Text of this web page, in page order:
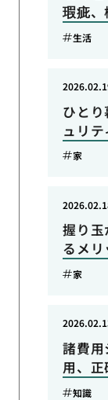
瑕疵、
生活
ひと
ュリテ
家
握り
るメリ
家
諸費
用、
知識